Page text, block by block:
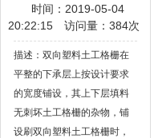
时间：2019-05-04
20:22:15
访问量： 384次
描述：双向塑料土工格栅在
平整的下承层上按设计要求
的宽度铺设，其上下层填料
无刺坏土工格栅的杂物，铺
设刷双向塑料土工格栅时，